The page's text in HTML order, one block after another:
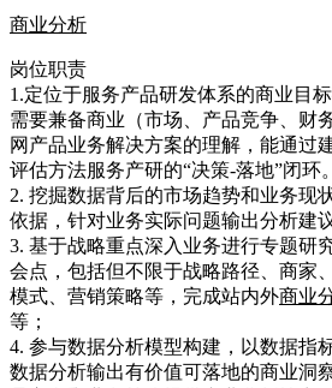
商业分析
岗位职责
1.定位于服务产品研发体系的商业目
需要兼备商业（市场、产品竞争、财
网产品业务解决方案的理解，能通过
评估方法服务产研的“决策-落地”闭环。
2. 挖掘数据背后的市场趋势和业务现
依据，针对业务实际问题输出分析建
3. 基于战略重点深入业务进行专题研
会点，包括但不限于战略路径、商家
模式、营销策略等，完成站内外商业
等；
4. 参与数据分析模型构建，以数据指
数据分析输出有价值可落地的商业洞